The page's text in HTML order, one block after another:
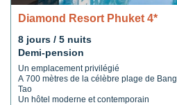
Diamond Resort Phuket 4*
8 jours / 5 nuits
Demi-pension
Un emplacement privilégié
A 700 mètres de la célèbre plage de Bang
Tao
Un hôtel moderne et contemporain